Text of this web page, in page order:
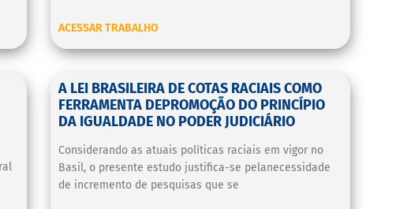
ACESSAR TRABALHO
A LEI BRASILEIRA DE COTAS RACIAIS COMO
FERRAMENTA DEPROMOÇÃO DO PRINCÍPIO
DA IGUALDADE NO PODER JUDICIÁRIO
Considerando as atuais políticas raciais em vigor no
Basil, o presente estudo justifica-se pelanecessidade
de incremento de pesquisas que se